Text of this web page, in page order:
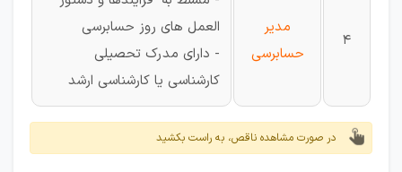
4
مدیر
حسابرسی
العمل های روز حسابرسی
- دارای مدرک تحصیلی
کارشناسی یا کارشناسی ارشد
در صورت مشاهده ناقص، به راست بکشید